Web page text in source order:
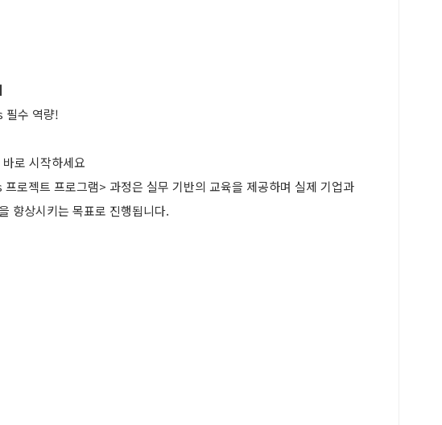
필수 역량!
로 시작하세요
로젝트 프로그램> 과정은 실무 기반의 교육을 제공하며 실제 기업과
향상시키는 목표로 진행됩니다.